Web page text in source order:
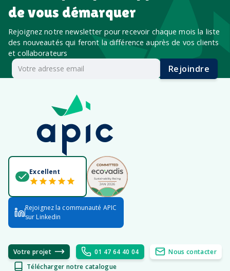
de vous démarquer
Rejoignez notre newsletter pour recevoir chaque mois la liste
des nouveautés qui feront la différence auprès de vos clients
et collaborateurs
Rejoindre
Excellent
Rejoignez la communauté APIC
sur Linkedin
Votre projet 01 47 64 40 04
Nous contacter
Télécharger notre catalogue